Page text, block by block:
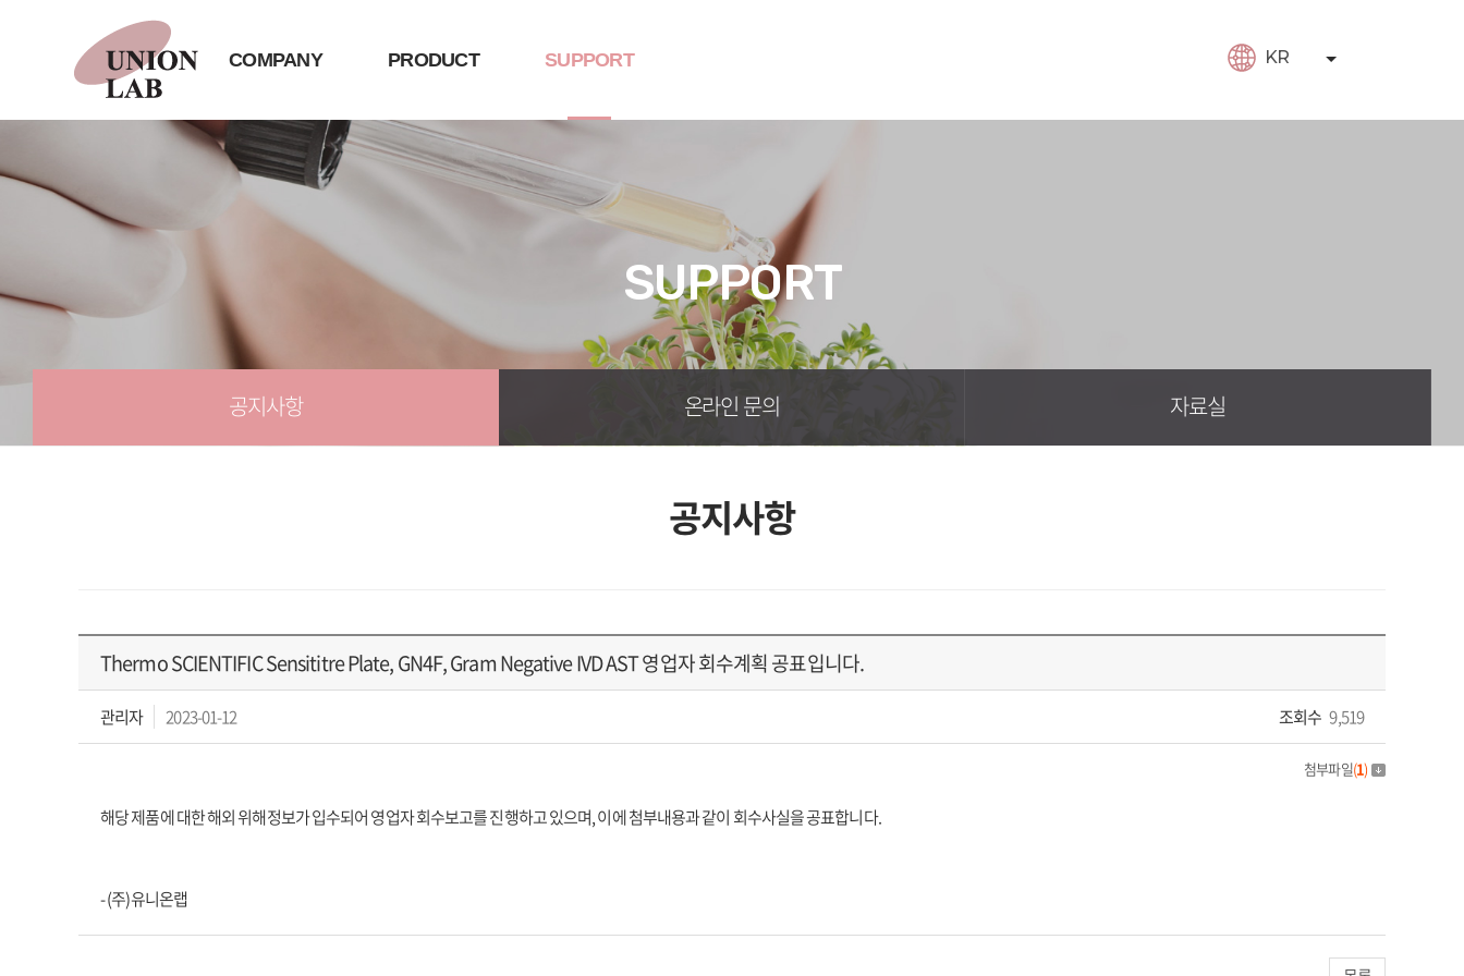
COMPANY PRODUCT SUPPORT KR
SUPPORT
공지사항 온라인 문의 자료실
공지사항
Thermo SCIENTIFIC Sensititre Plate, GN4F, Gram Negative IVD AST 영업자 회수계획 공표입니다.
관리자 2023-01-12 조회수 9,519
첨부파일(1)
해당 제품에 대한 해외 위해정보가 입수되어 영업자 회수보고를 진행하고 있으며, 이에 첨부내용과 같이 회수사실을 공표합니다.
- (주)유니온랩